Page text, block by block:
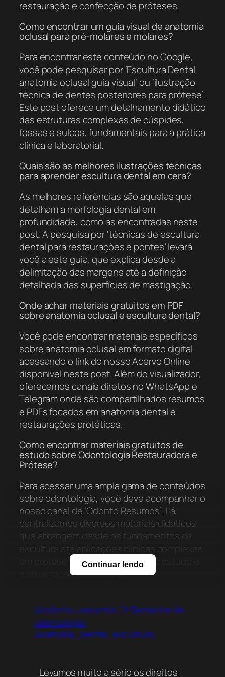
restauração e confecção de próteses.
Como encontrar um guia visual de anatomia
oclusal para pré-molares e molares?
Para encontrar este conteúdo no Google,
você pode pesquisar por ‘Escultura Dental
anatomia oclusal guia visual’ ou ‘ilustração
técnica de dentes posteriores para prótese’.
Este post oferece um detalhamento didático
das estruturas complexas de cúspides,
fossas e sulcos, fundamentais para a prática
clínica e laboratorial.
Quais são as melhores ilustrações técnicas
para aprender escultura dental em cera?
As melhores referências são aquelas que
detalham a morfologia dental em
profundidade, como as encontradas neste
post. A pesquisa por ‘técnicas de escultura
dental para restaurações e pontes’ levará
você a este guia, que explica desde a
delimitação das margens até a definição
detalhada das superfícies de mastigação.
Onde achar materiais gratuitos em PDF
sobre anatomia oclusal e escultura dental?
Você pode encontrar materiais específicos
sobre anatomia oclusal em formato digital
acessando o link do nosso Acervo Online
disponível neste post. Além do visualizador,
oferecemos canais diretos no WhatsApp e
Telegram onde são compartilhados resumos
e PDFs focados em anatomia dental e
restaurações protéticas.
Como encontrar materiais gratuitos de
estudo sobre Odontologia Restauradora e
Prótese?
Para acessar uma ampla gama de conteúdos
sobre odontologia, você deve acompanhar o
nosso canal de ‘Odonto Resumos’. Lá,
centralizamos diversos materiais didáticos
em prótese dentária, facilitando o estudo e
a atualização profissional.
Dental: A Essência da Anatomia Oclusal de
graça?
Você pode baixar o material detalhado sobre
no nosso Acervo Online. O conteúdo
Continuar lendo
@odonto_resumos 2º Semestre de
odontologia
Anatomia_dental_escultura
Levamos muito a sério os direitos